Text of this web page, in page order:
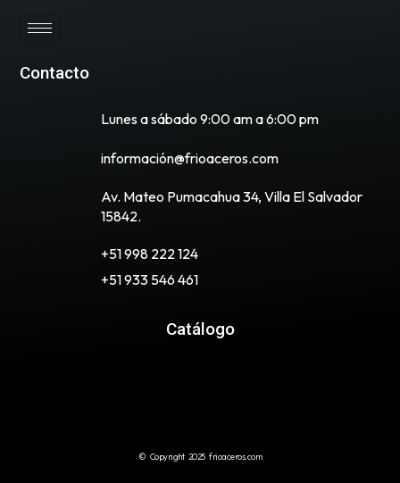
Contacto
Lunes a sábado 9:00 am a 6:00 pm
información@frioaceros.com
Av. Mateo Pumacahua 34, Villa El Salvador
15842.
+51 998 222 124
+51 933 546 461
Catálogo
© Copyright 2025 frioaceros.com